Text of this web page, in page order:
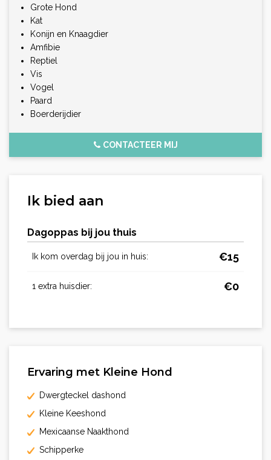
Grote Hond
Kat
Konijn en Knaagdier
Amfibie
Reptiel
Vis
Vogel
Paard
Boerderijdier
CONTACTEER MIJ
Ik bied aan
Dagoppas bij jou thuis
Ik kom overdag bij jou in huis: €15
1 extra huisdier: €0
Ervaring met Kleine Hond
Dwergteckel dashond
Kleine Keeshond
Mexicaanse Naakthond
Schipperke